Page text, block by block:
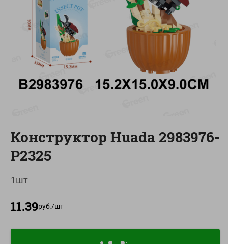
Специально для вас
О сервисе
Настройки файлов cookie
Мой Green
Приложение Green c
Время работы Call-центра: Пн.- Пт. с 09.00 до 17.00, СБ, ВС -
Пишите нам свои вопросы, предложения и комментарии
Конструктор Huada 2983976-
P2325
1шт
11.39руб./шт